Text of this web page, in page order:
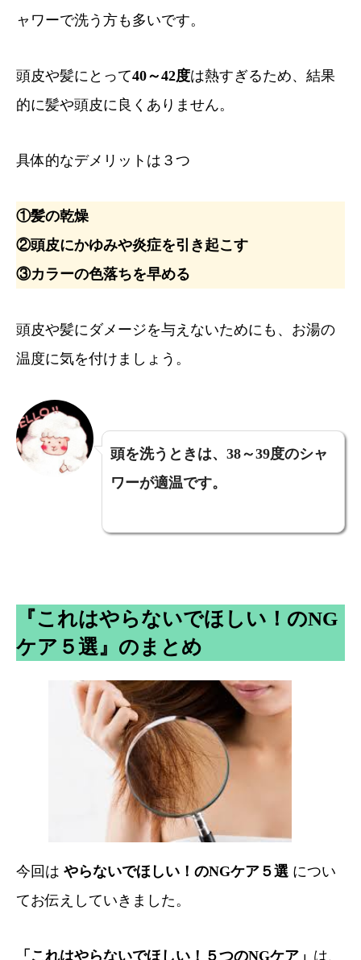
ャワーで洗う方も多いです。
頭皮や髪にとって40～42度は熱すぎるため、結果
的に髪や頭皮に良くありません。
具体的なデメリットは３つ
①髪の乾燥
②頭皮にかゆみや炎症を引き起こす
③カラーの色落ちを早める
頭皮や髪にダメージを与えないためにも、お湯の
温度に気を付けましょう。
頭を洗うときは、38～39度のシャ
ワーが適温です。
『これはやらないでほしい！のNG
ケア５選』 のまとめ
今回は やらないでほしい！のNGケア５選 につい
てお伝えしていきました。
「これはやらないでほしい！５つのNGケア」 は、